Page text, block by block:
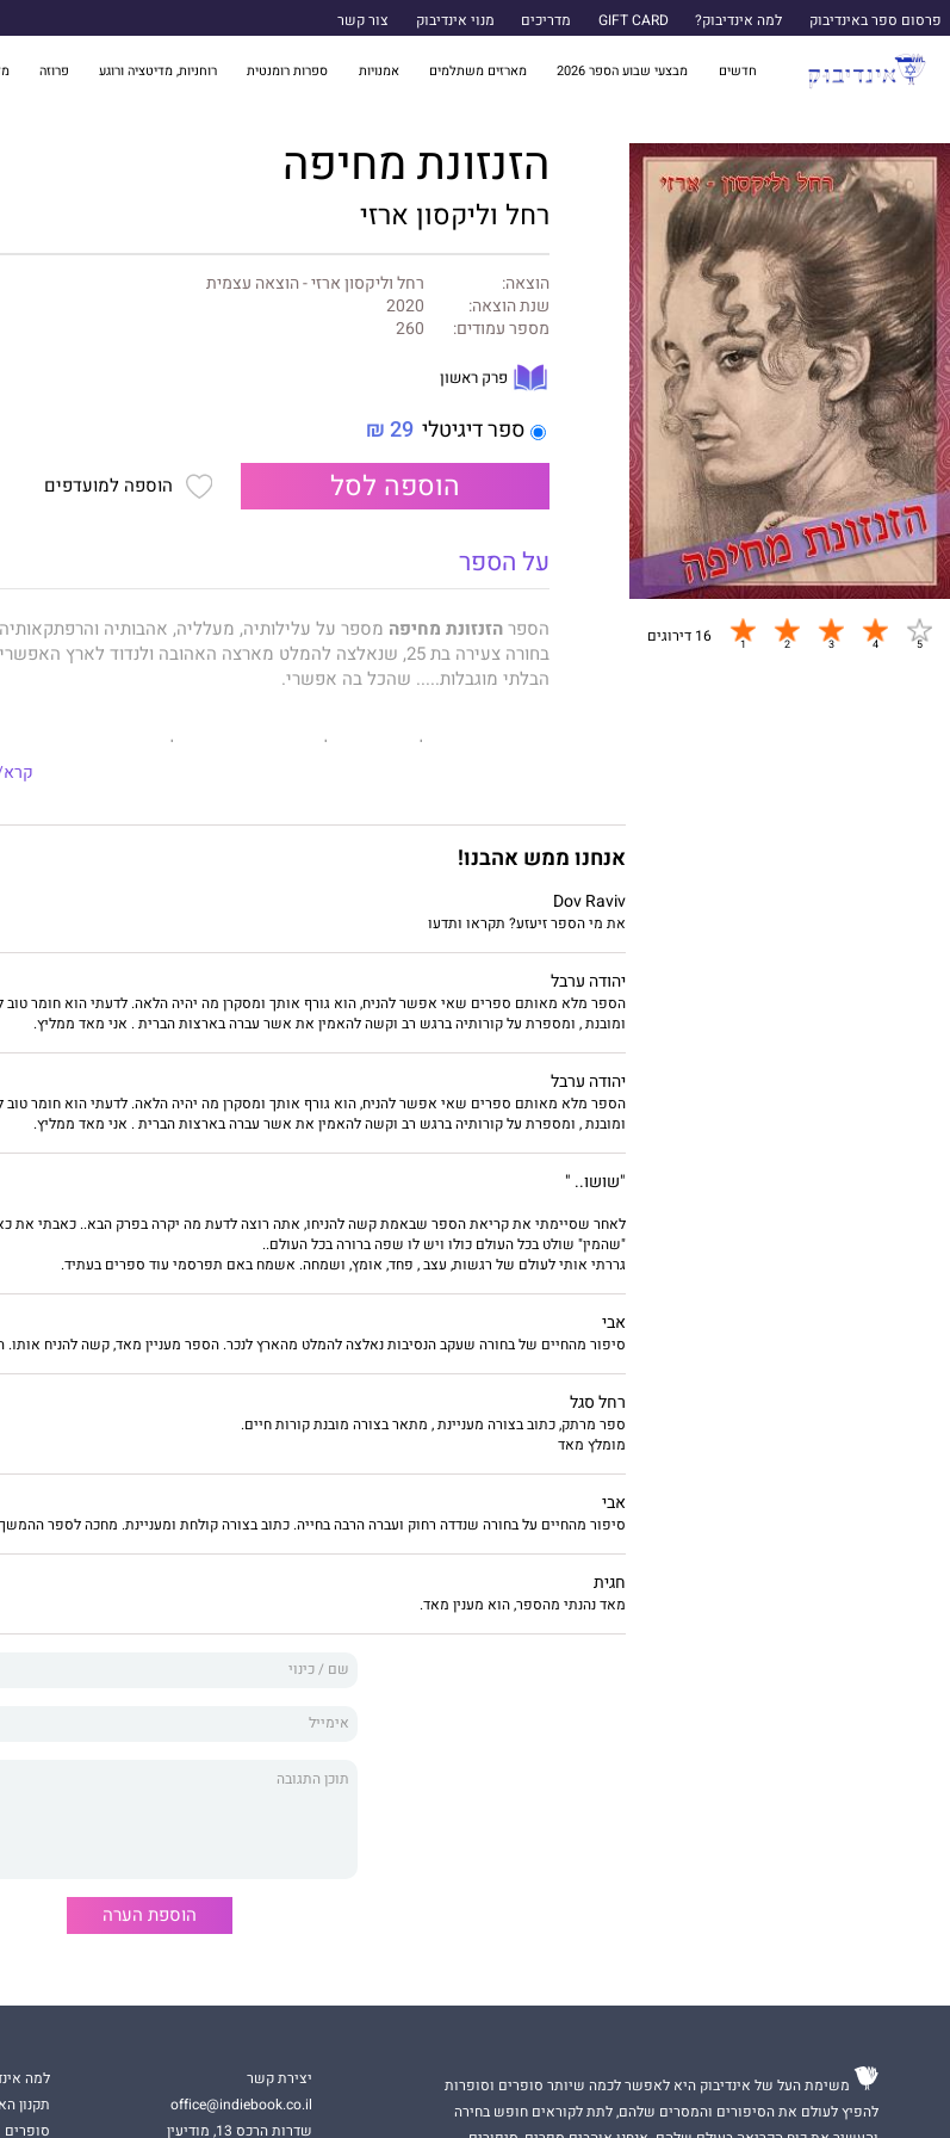
פרסום ספר באינדיבוק למה אינדיבוק? GIFT CARD מדריכים מנוי אינדיבוק צור קשר
חדשים מבצעי שבוע הספר 2026 מארזים משתלמים אמנויות ספרות רומנטית רוחניות, מדיטציה ורוגע פרוזה
16 דירוגים
הזנזונת מחיפה
רחל וליקסון ארזי
הוצאה:
רחל וליקסון ארזי - הוצאה עצמית
שנת הוצאה:
2020
מספר עמודים:
260
פרק ראשון
ספר דיגיטלי 29 ₪
הוספה לסל הוספה למועדפים
על הספר
הספרהזנזונת מחיפה מספר על עלילותיה, מעלליה, אהבותיה
בחורה צעירה בת 25, שנאלצה להמלט מארצה האהובה ולנדוד לארץ
הבלתי מוגבלות..... שהכל בה אפשרי.
הדמיות בספר אולי בדויות, אבל הסיפור אמיתי בהחלט...
אנחנו ממש אהבנו!
Dov Raviv
את מי הספר זיעזע? תקראו ותדעו
יהודה ערבל
הספר מלא מאותם ספרים שאי אפשר להניח, הוא גורף אותך ומסקרן מה יהיה הלאה. לדעתי הוא חומר
ומובנת , ומספרת על קורותיה ברגש רב וקשה להאמין את אשר עברה בארצות הברית . אני מאד ממליץ.
יהודה ערבל
הספר מלא מאותם ספרים שאי אפשר להניח, הוא גורף אותך ומסקרן מה יהיה הלאה. לדעתי הוא חומר
ומובנת , ומספרת על קורותיה ברגש רב וקשה להאמין את אשר עברה בארצות הברית . אני מאד ממליץ.
"שושו.. "
לאחר שסיימתי את קריאת הספר שבאמת קשה להניחו, אתה רוצה לדעת מה יקרה בפרק הבא.. כאבתי את
"שהמין" שולט בכל העולם כולו ויש לו שפה ברורה בכל העולם..
גררתי אותי לעולם של רגשות, עצב , פחד, אומץ, ושמחה. אשמח באם תפרסמי עוד ספרים בעתיד.
אבי
סיפור מהחיים של בחורה שעקב הנסיבות נאלצה להמלט מהארץ לנכר. הספר מעניין מאד, קשה להניח
רחל סגל
ספר מרתק, כתוב בצורה מעניינת , מתאר בצורה מובנת קורות חיים.
מומלץ מאד
אבי
סיפור מהחיים על בחורה שנדדה רחוק ועברה הרבה בחייה. כתוב בצורה קולחת ומעניינת. מחכה לספר
חגית
מאד נהנתי מהספר, הוא מענין מאד.
הוספת הערה
משימת העל של אינדיבוק היא לאפשר לכמה שיותר סופרים וסופרות
להפיץ לעולם את הסיפורים והמסרים שלהם, לתת לקוראים חופש בחירה
יצירת קשר
office@indiebook.co.il
שדרות הרכס 13, מודיעין
למה
תקנון
סופרים